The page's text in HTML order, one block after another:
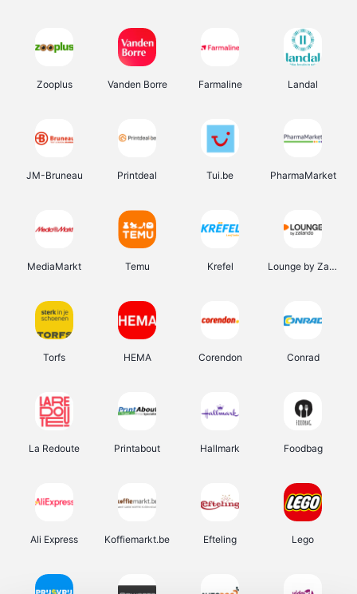
Zooplus Vanden Borre Farmaline Landal
JM-Bruneau Printdeal Tui.be PharmaMarket
MediaMarkt Temu Krefel Lounge by Zalando
Torfs HEMA Corendon Conrad
La Redoute Printabout Hallmark Foodbag
Ali Express Koffiemarkt.be Efteling Lego